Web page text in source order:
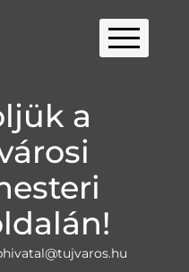
Ügyfélfogadás
2026
Elérhetőség
Keresés
a